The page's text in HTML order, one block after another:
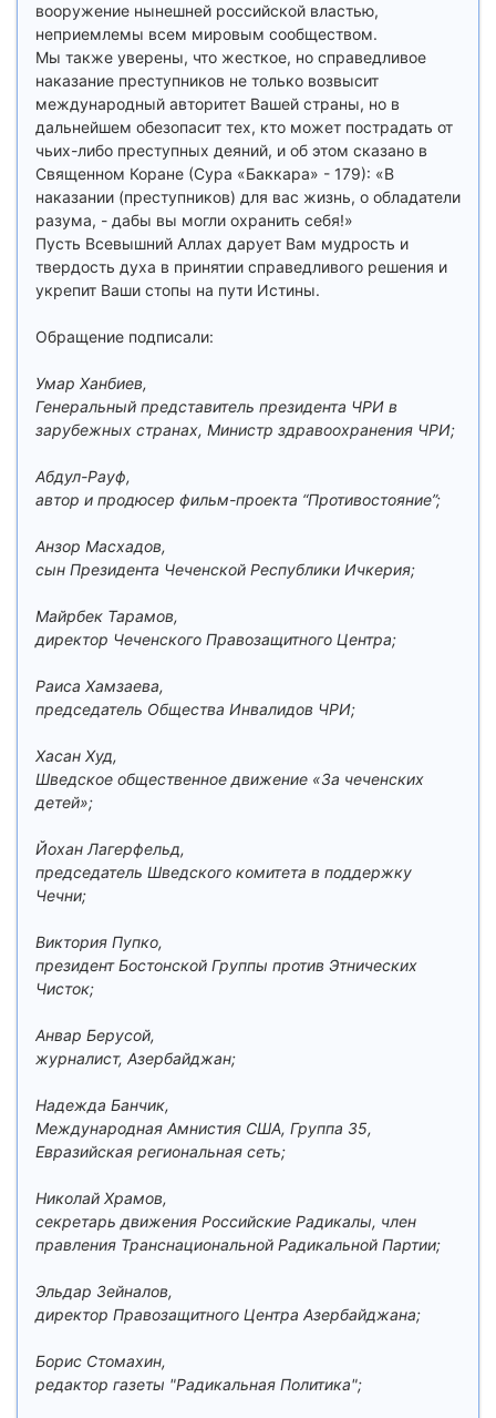
вооружение нынешней российской властью,
неприемлемы всем мировым сообществом.
Мы также уверены, что жесткое, но справедливое
наказание преступников не только возвысит
международный авторитет Вашей страны, но в
дальнейшем обезопасит тех, кто может пострадать от
чьих-либо преступных деяний, и об этом сказано в
Священном Коране (Сура «Баккара» - 179): «В
наказании (преступников) для вас жизнь, о обладатели
разума, - дабы вы могли охранить себя!»
Пусть Всевышний Аллах дарует Вам мудрость и
твердость духа в принятии справедливого решения и
укрепит Ваши стопы на пути Истины.
Обращение подписали:
Умар Ханбиев,
Генеральный представитель президента ЧРИ в
зарубежных странах, Министр здравоохранения ЧРИ;
Абдул-Рауф,
автор и продюсер фильм-проекта “Противостояние”;
Анзор Масхадов,
сын Президента Чеченской Республики Ичкерия;
Майрбек Тарамов,
директор Чеченского Правозащитного Центра;
Раиса Хамзаева,
председатель Общества Инвалидов ЧРИ;
Хасан Худ,
Шведское общественное движение «За чеченских
детей»;
Йохан Лагерфельд,
председатель Шведского комитета в поддержку
Чечни;
Виктория Пупко,
президент Бостонской Группы против Этнических
Чисток;
Анвар Берусой,
журналист, Азербайджан;
Надежда Банчик,
Международная Амнистия США, Группа 35,
Евразийская региональная сеть;
Николай Храмов,
секретарь движения Российские Радикалы, член
правления Транснациональной Радикальной Партии;
Эльдар Зейналов,
директор Правозащитного Центра Азербайджана;
Борис Стомахин,
редактор газеты "Радикальная Политика";